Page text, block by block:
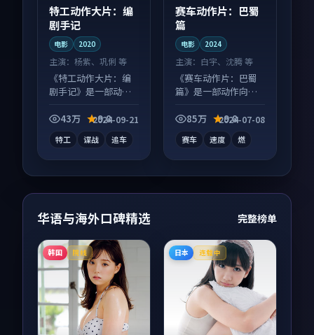
特工动作大片：编
剧手记
电影 2020
主演： 杨紫、巩俐 等
《特工动作大片：编
剧手记》是一部动作
感在线，配乐与镜头
43万 9.8
2024-09-21
特工 谍战 追车
赛车动作片：巴蜀
篇
电影 2024
主演： 白宇、沈腾 等
《赛车动作片：巴蜀
篇》是一部动作向电
全，观感爽快不拖
85万 9.8
2024-07-08
赛车 速度 燃
华语与海外口碑精选 完整榜单
韩国 院线 日本 连载中